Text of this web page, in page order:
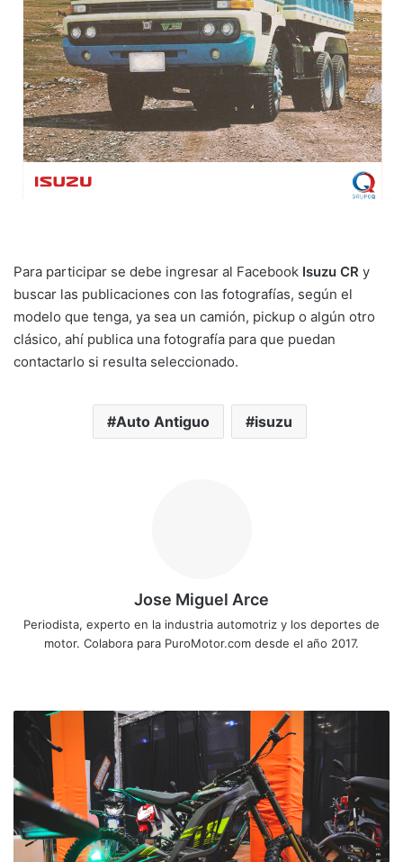
Para participar se debe ingresar al Facebook Isuzu CR y
buscar las publicaciones con las fotografías, según el
modelo que tenga, ya sea un camión, pickup o algún otro
clásico, ahí publica una fotografía para que puedan
contactarlo si resulta seleccionado.
Auto Antiguo isuzu
Jose Miguel Arce
Periodista, experto en la industria automotriz y los deportes de
motor. Colabora para PuroMotor.com desde el año 2017.
Motos
bicicletas
eléctricas
llaman
atención
en